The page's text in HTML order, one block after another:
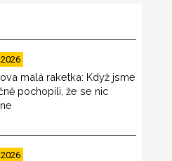
malá raketka: Když jsme
pochopili, že se nic